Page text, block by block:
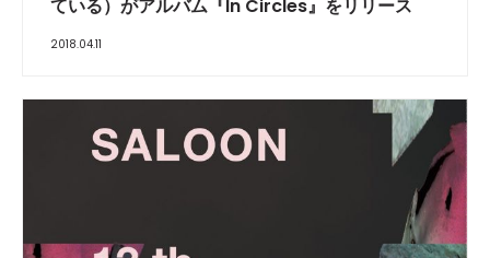
ている）がアルバム『In Circles』をリリース
2018.04.11